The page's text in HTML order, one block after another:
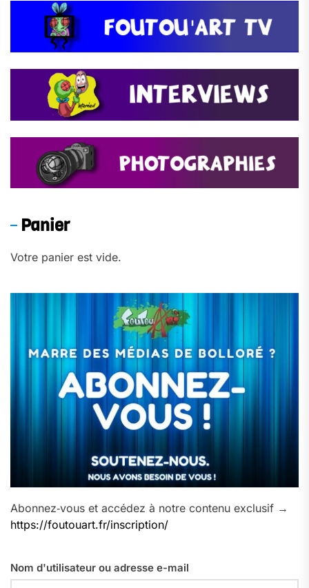
Panier
Votre panier est vide.
Abonnez‑vous et accédez à notre contenu exclusif →
https://foutouart.fr/inscription/
Nom d'utilisateur ou adresse e-mail